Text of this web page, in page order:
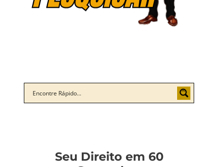
Seu Direito em 60